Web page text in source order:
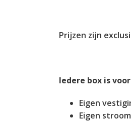
Prijzen zijn
Iedere box is
Eigen
Eigen